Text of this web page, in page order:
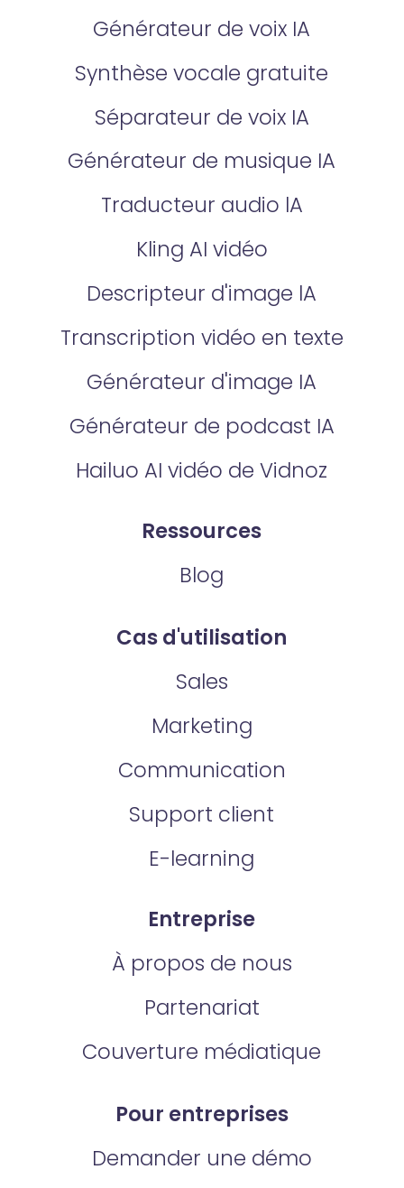
Générateur de voix IA
Synthèse vocale gratuite
Séparateur de voix IA
Générateur de musique IA
Traducteur audio lA
Kling AI vidéo
Descripteur d'image lA
Transcription vidéo en texte
Générateur d'image IA
Générateur de podcast IA
Hailuo AI vidéo de Vidnoz
Ressources
Blog
Cas d'utilisation
Sales
Marketing
Communication
Support client
E-learning
Entreprise
À propos de nous
Partenariat
Couverture médiatique
Pour entreprises
Demander une démo